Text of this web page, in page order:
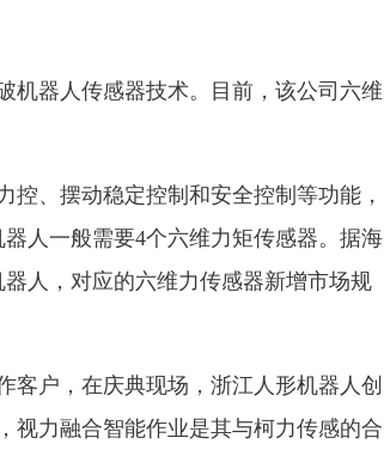
器人传感器技术。目前，该公司六维
、摆动稳定控制和安全控制等功能，
人一般需要4个六维力矩传感器。据海
人，对应的六维力传感器新增市场规
户，在庆典现场，浙江人形机器人创
视力融合智能作业是其与柯力传感的合